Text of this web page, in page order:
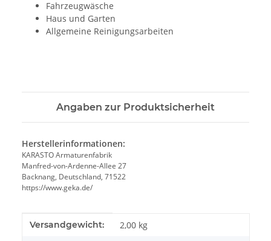
Fahrzeugwäsche
Haus und Garten
Allgemeine Reinigungsarbeiten
Angaben zur Produktsicherheit
Herstellerinformationen:
KARASTO Armaturenfabrik
Manfred-von-Ardenne-Allee 27
Backnang, Deutschland, 71522
https://www.geka.de/
Produkteigenschaft
Wert
Versandgewicht: 2,00 kg